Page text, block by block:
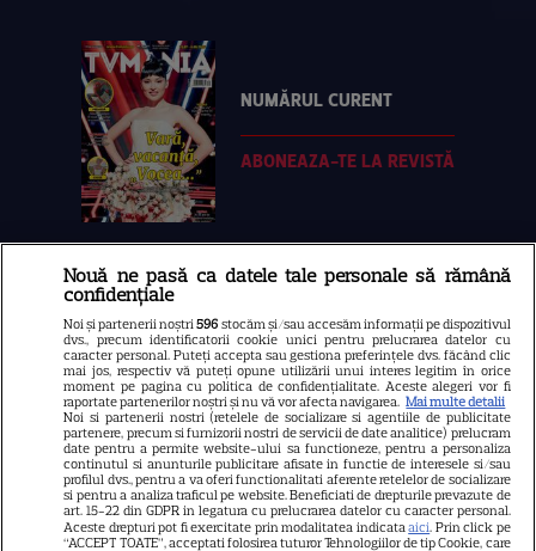
NUMĂRUL CURENT
ABONEAZA-TE LA REVISTĂ
Libertatea
Libertatea pentru femei
GSP
Știri mondene
Avantaje
Elle
Unica
Retete practice
Nouă ne pasă ca datele tale personale să rămână
confidențiale
Noi și partenerii noștri596 stocăm și/sau accesăm informații pe dispozitivul
dvs., precum identificatorii cookie unici pentru prelucrarea datelor cu
caracter personal. Puteți accepta sau gestiona preferințele dvs. făcând clic
mai jos, respectiv vă puteți opune utilizării unui interes legitim în orice
moment pe pagina cu politica de confidențialitate. Aceste alegeri vor fi
raportate partenerilor noștri și nu vă vor afecta navigarea. Mai multe detalii
Noi si partenerii nostri (retelele de socializare si agentiile de publicitate
partenere, precum si furnizorii nostri de servicii de date analitice) prelucram
date pentru a permite website-ului sa functioneze, pentru a personaliza
continutul si anunturile publicitare afisate in functie de interesele si/sau
profilul dvs., pentru a va oferi functionalitati aferente retelelor de socializare
si pentru a analiza traficul pe website. Beneficiati de drepturile prevazute de
art. 15-22 din GDPR in legatura cu prelucrarea datelor cu caracter personal.
Aceste drepturi pot fi exercitate prin modalitatea indicataaici. Prin click pe
“ACCEPT TOATE”, acceptati folosirea tuturor Tehnologiilor de tip Cookie, care